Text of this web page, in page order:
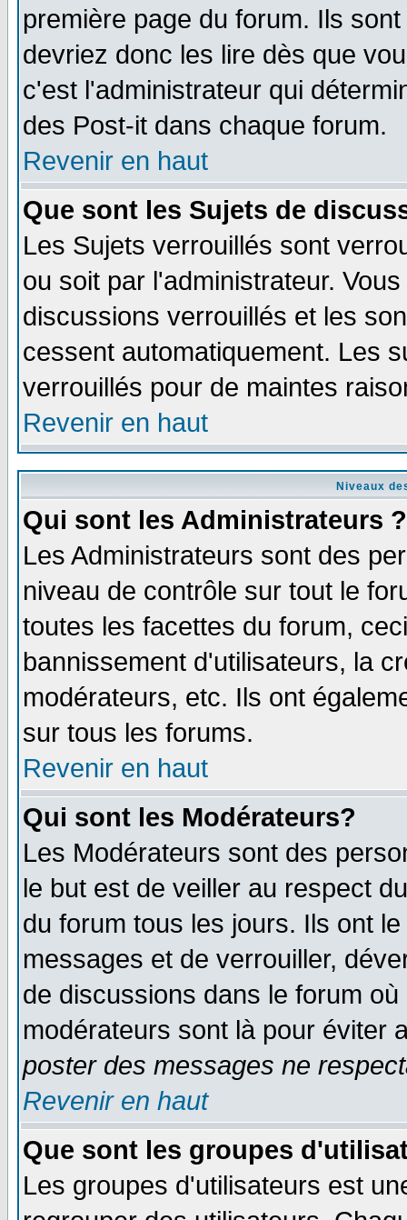
première page du forum. Ils
devriez donc les lire dès que
c'est l'administrateur qui
des Post-it dans chaque forum.
Revenir en haut
Que sont les Sujets de
Les Sujets verrouillés sont
ou soit par l'administrateur.
discussions verrouillés et les
cessent automatiquement. Les
verrouillés pour de maintes
Revenir en haut
Niveaux
Qui sont les Administrateurs ?
Les Administrateurs sont des
niveau de contrôle sur tout le
toutes les facettes du forum,
bannissement d'utilisateurs, la
modérateurs, etc. Ils ont
sur tous les forums.
Revenir en haut
Qui sont les Modérateurs?
Les Modérateurs sont des
le but est de veiller au respect
du forum tous les jours. Ils ont
messages et de verrouiller,
de discussions dans le forum
modérateurs sont là pour éviter
poster des messages ne
Revenir en haut
Que sont les groupes
Les groupes d'utilisateurs est